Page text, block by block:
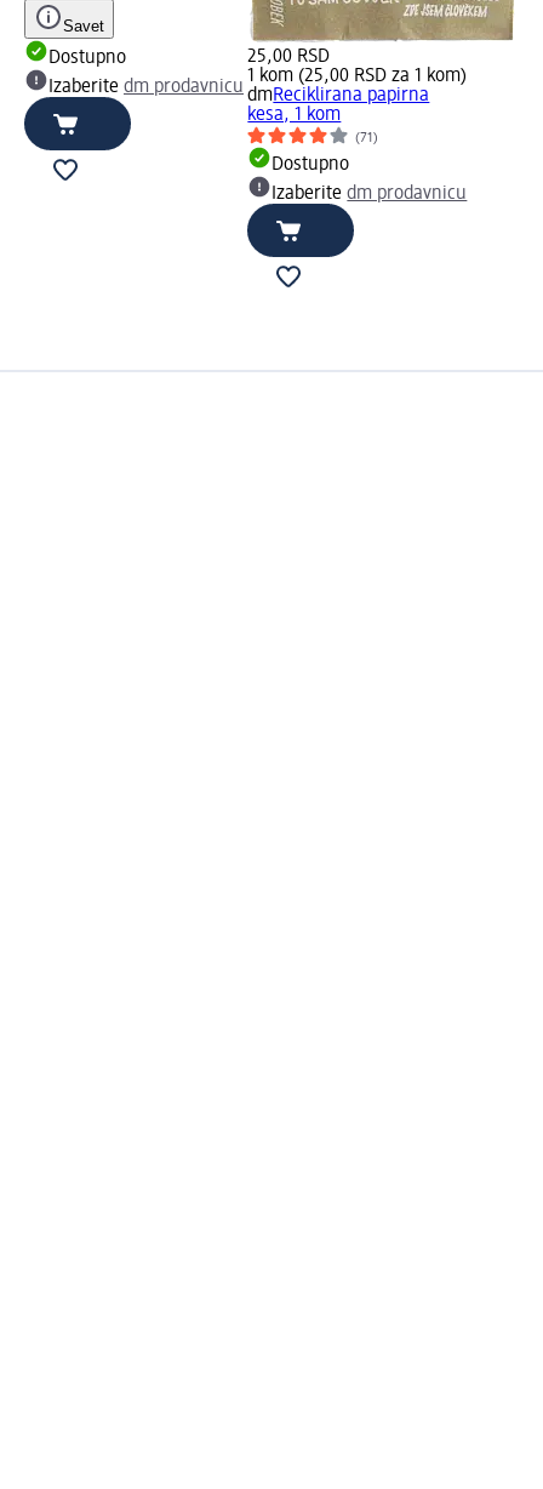
Savet
Dostupno
Izaberite dm prodavnicu
25,00 RSD
1 kom (25,00 RSD za 1 kom)
dmReciklirana papirna
kesa, 1 kom
(71)
Dostupno
Izaberitedm prodavnicu